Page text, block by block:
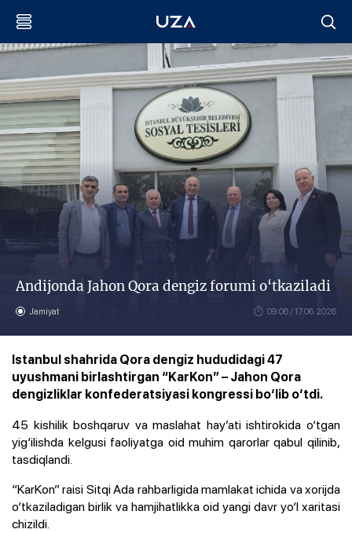
Andijonda Jahon Qora dengiz forumi o‘tkaziladi
Jamiyat 09:06 / 17.06.2026
Istanbul shahrida Qora dengiz hududidagi 47
uyushmani birlashtirgan “KarKon” – Jahon Qora
dengizliklar konfederatsiyasi kongressi bo‘lib o‘tdi.
45 kishilik boshqaruv va maslahat hay’ati ishtirokida o‘tgan
yig‘ilishda kelgusi faoliyatga oid muhim qarorlar qabul qilinib,
tasdiqlandi.
“KarKon” raisi Sitqi Ada rahbarligida mamlakat ichida va xorijda
o‘tkaziladigan birlik va hamjihatlikka oid yangi davr yo‘l xaritasi
chizildi.